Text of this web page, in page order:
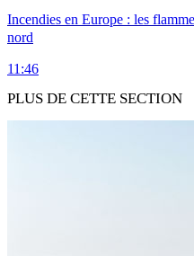
Incendies en Europe : les
nord
11:46
PLUS DE CETTE SECTION